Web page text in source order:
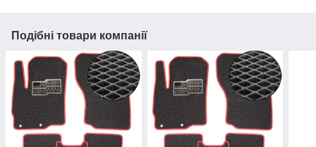
Подібні товари компанії